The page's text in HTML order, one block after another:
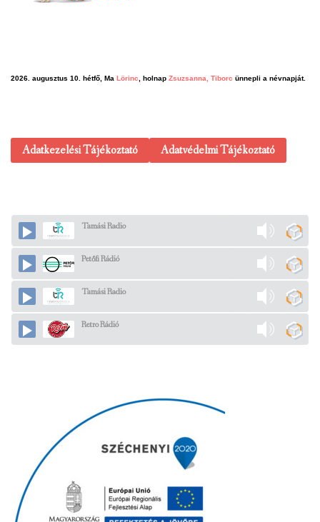
2026. augusztus 10. hétfő, Ma Lörinc , holnap Zsuzsanna, Tiborc ünnepli a névnapját.
Adatkezelési Tájékoztató Adatvédelmi Tájékoztató
Tamási Radio
Petőfi Rádió
Tamási Radio
Retro Rádió